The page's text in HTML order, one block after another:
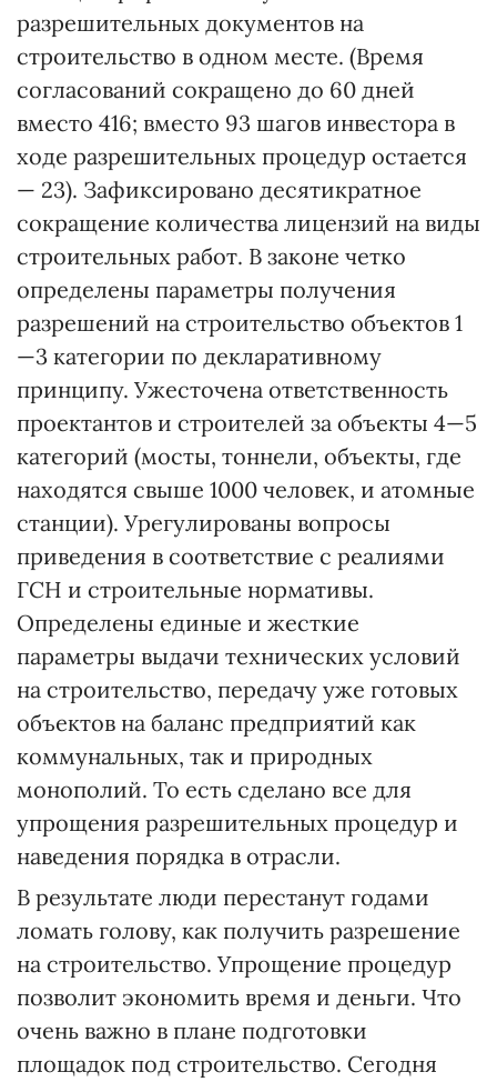
разрешительных документов на
строительство в одном месте. (Время
согласований сокращено до 60 дней
вместо 416; вместо 93 шагов инвестора в
ходе разрешительных процедур остается
— 23). Зафиксировано десятикратное
сокращение количества лицензий на виды
строительных работ. В законе четко
определены параметры получения
разрешений на строительство объектов 1
—3 категории по декларативному
принципу. Ужесточена ответственность
проектантов и строителей за объекты 4—5
категорий (мосты, тоннели, объекты, где
находятся свыше 1000 человек, и атомные
станции). Урегулированы вопросы
приведения в соответствие с реалиями
ГСН и строительные нормативы.
Определены единые и жесткие
параметры выдачи технических условий
на строительство, передачу уже готовых
объектов на баланс предприятий как
коммунальных, так и природных
монополий. То есть сделано все для
упрощения разрешительных процедур и
наведения порядка в отрасли.
В результате люди перестанут годами
ломать голову, как получить разрешение
на строительство. Упрощение процедур
позволит экономить время и деньги. Что
очень важно в плане подготовки
площадок под строительство. Сегодня